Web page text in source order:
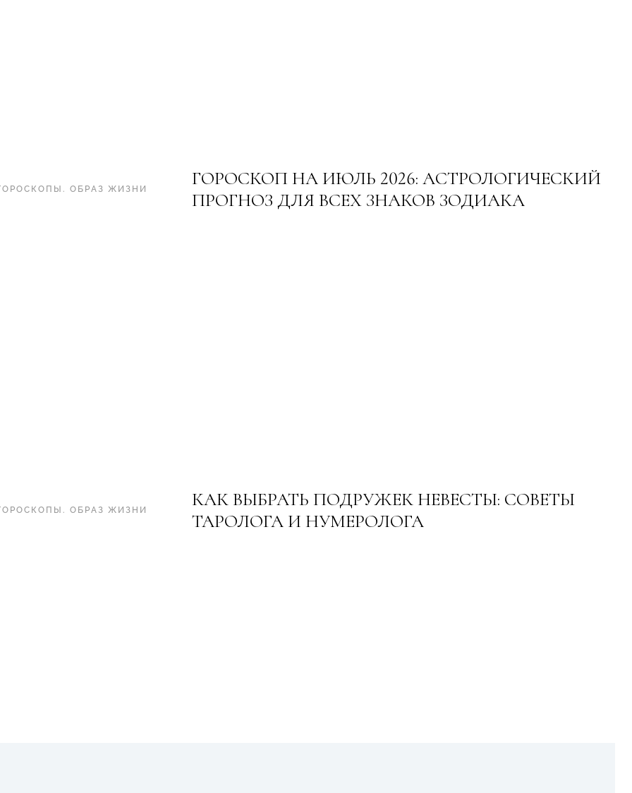
. ОБРАЗ ЖИЗНИ
ГОРОСКОП НА ИЮЛЬ 2026: АСТРОЛОГИЧЕСКИЙ
ПРОГНОЗ ДЛЯ ВСЕХ ЗНАКОВ ЗОДИАКА
. ОБРАЗ ЖИЗНИ
КАК ВЫБРАТЬ ПОДРУЖЕК НЕВЕСТЫ: СОВЕТЫ
ТАРОЛОГА И НУМЕРОЛОГА